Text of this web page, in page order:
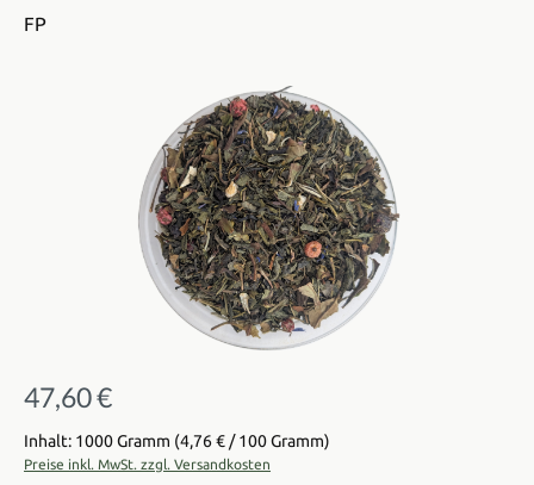
FP
Bildergalerie überspringen
Regulärer Preis:
47,60 €
Inhalt: 1000 Gramm (4,76 € / 100 Gramm)
Preise inkl. MwSt. zzgl. Versandkosten